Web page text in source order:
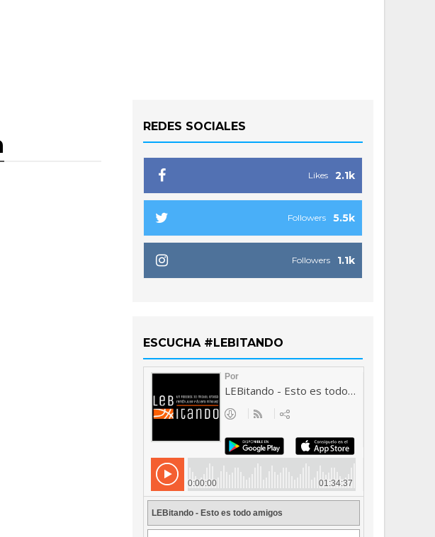
REDES SOCIALES
2.1k
Likes
5.5k
Followers
1.1k
Followers
ESCUCHA #LEBITANDO